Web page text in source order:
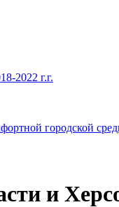
2022 г.г.
городской
и